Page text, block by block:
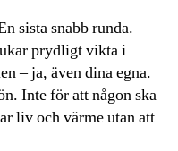
sista snabb runda.
prydligt vikta i
– ja, även dina egna.
Inte för att någon ska
liv och värme utan att